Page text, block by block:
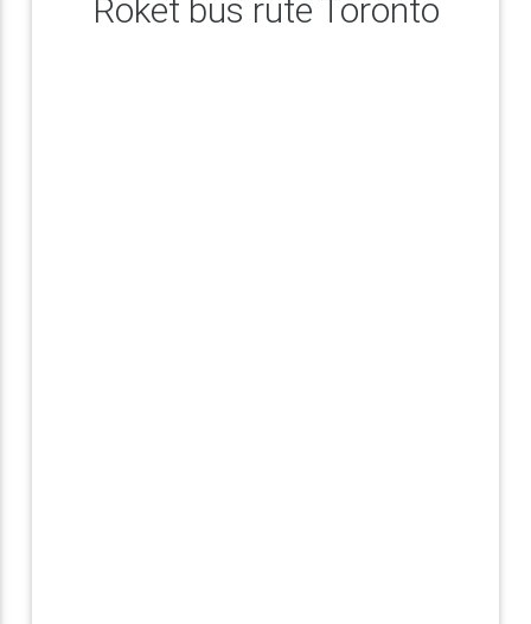
Roket bus rute Toronto